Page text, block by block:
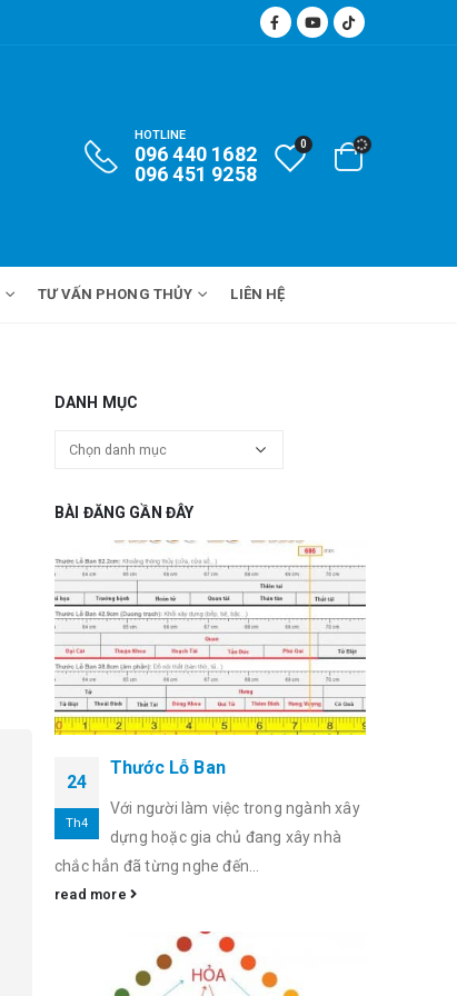
HOTLINE
096 440 1682
096 451 9258
0
TƯ VẤN PHONG THỦY LIÊN HỆ
DANH MỤC
Danh
BÀI ĐĂNG GẦN ĐÂY
24
Th4
Thước Lỗ Ban
Với người làm việc trong ngành xây
dựng hoặc gia chủ đang xây nhà
chắc hẳn đã từng nghe đến...
read more